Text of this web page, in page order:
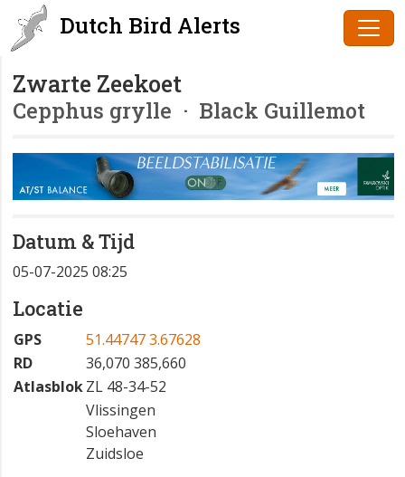
Dutch Bird Alerts
Zwarte Zeekoet
Cepphus grylle · Black Guillemot
Datum & Tijd
05-07-2025 08:25
Locatie
GPS
51.44747 3.67628
RD
36,070 385,660
AtlasblokZL 48-34-52
Vlissingen
Sloehaven
Zuidsloe